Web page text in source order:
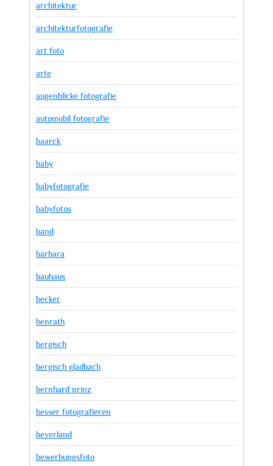
architektur
architekturfotografie
art foto
arte
augenblicke fotografie
automobil fotografie
baarck
baby
babyfotografie
babyfotos
band
barbara
bauhaus
becker
benrath
bergisch
bergisch gladbach
bernhard prinz
besser fotografieren
beverland
bewerbungsfoto